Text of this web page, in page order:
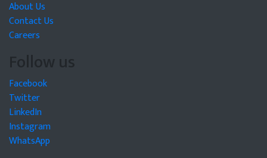
About Us
Contact Us
Careers
Follow us
Facebook
Twitter
LinkedIn
Instagram
WhatsApp